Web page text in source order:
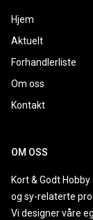
Hjem
Aktuelt
Forhandlerliste
Om oss
Kontakt
OM OSS
Kort & Godt
og sy-relaterte
Vi designer våre